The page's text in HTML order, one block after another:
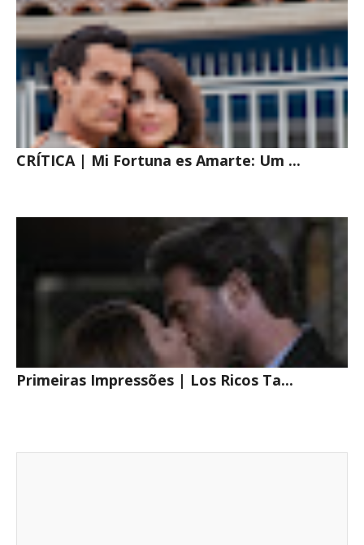
CRÍTICA | Mi Fortuna es Amarte: Um ...
Primeiras Impressões | Los Ricos Ta...